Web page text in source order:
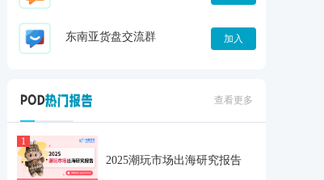
东南亚货盘交流群 加入
查看更多
1
2025潮玩市场出海研究报告